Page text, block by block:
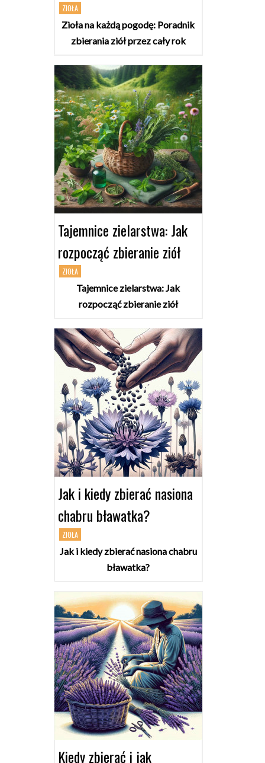
ZIOŁA
Zioła na każdą pogodę: Poradnik
zbierania ziół przez cały rok
Tajemnice zielarstwa: Jak
rozpocząć zbieranie ziół
ZIOŁA
Tajemnice zielarstwa: Jak
rozpocząć zbieranie ziół
Jak i kiedy zbierać nasiona
chabru bławatka?
ZIOŁA
Jak i kiedy zbierać nasiona chabru
bławatka?
Kiedy zbierać i jak